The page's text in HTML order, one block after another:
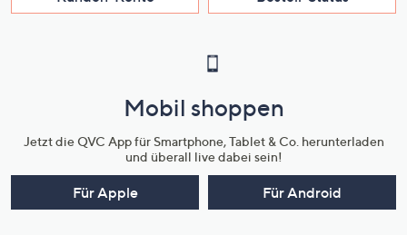
Mobil shoppen
Jetzt die QVC App für Smartphone, Tablet & Co. herunterladen
und überall live dabei sein!
Für Apple Für Android